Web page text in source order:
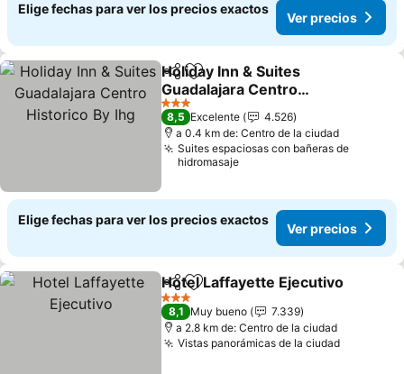
Elige fechas para ver los precios exactos
Ver precios
CompartirAgregar a favoritos
Holiday Inn & Suites
Guadalajara Centro
Historico By Ihg
Ver precios
3 Estrellas
8,5 Excelente
4.526
a 0.4 km de: Centro de la ciudad
Suites espaciosas con bañeras de
hidromasaje
Elige fechas para ver los precios exactos
Ver precios
CompartirAgregar a favoritos
Hotel Laffayette Ejecutivo
3 Estrellas
8,1 Muy bueno
7.339
a 2.8 km de: Centro de la ciudad
Vistas panorámicas de la ciudadVer